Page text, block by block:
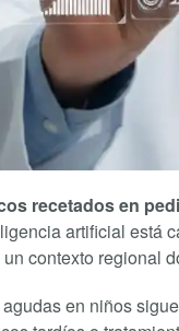
recetados en
artificial está
contexto regional
en niños